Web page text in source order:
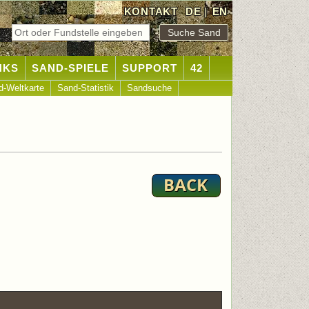
KONTAKT DE|EN
SAND-SPIELE SUPPORT 42
Weltkarte Sand-Statistik Sandsuche